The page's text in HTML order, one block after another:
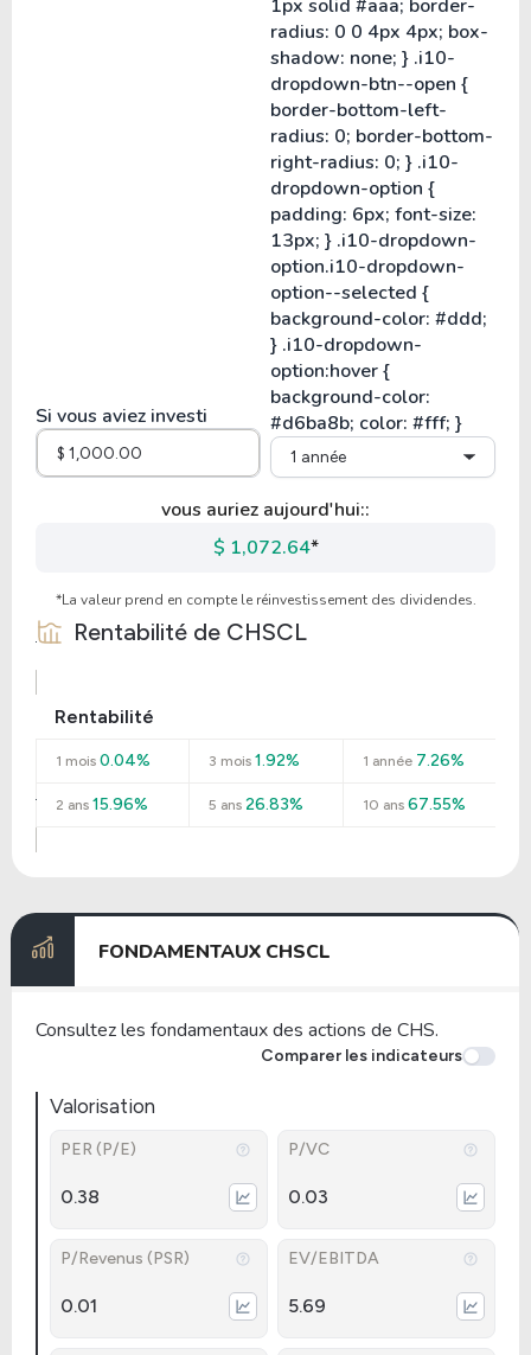
Si vous aviez investi
1 année
vous auriez aujourd'hui::
$ 1,072.64*
*La valeur prend en compte le réinvestissement des dividendes.
Rentabilité de CHSCL
Rentabilité
1 mois 0.04% 3 mois 1.92% 1 année7.26%
2 ans 15.96% 5 ans 26.83% 10 ans67.55%
FONDAMENTAUX CHSCL
Consultez les fondamentaux des actions de CHS.
Comparer les indicateurs
Valorisation
PER (P/E)
0.38
P/VC
0.03
P/Revenus (PSR)
0.01
EV/EBITDA
5.69